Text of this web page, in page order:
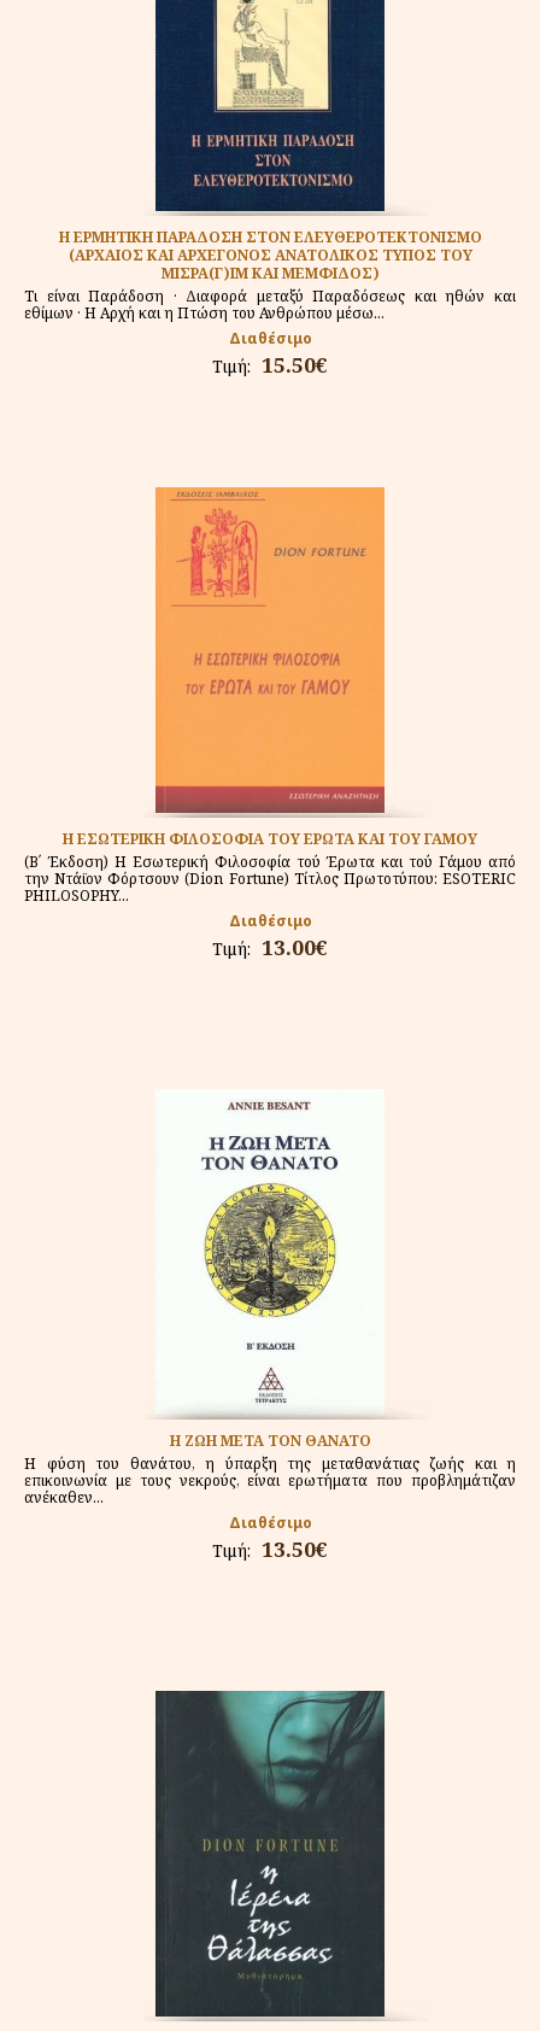
Η ΕΡΜΗΤΙΚΗ ΠΑΡΑΔΟΣΗ ΣΤΟΝ ΕΛΕΥΘΕΡΟΤΕΚΤΟΝΙΣΜΟ
(ΑΡΧΑΙΟΣ ΚΑΙ ΑΡΧΕΓΟΝΟΣ ΑΝΑΤΟΛΙΚΟΣ ΤΥΠΟΣ ΤΟΥ
ΜΙΣΡΑ(Γ)ΙΜ ΚΑΙ ΜΕΜΦΙΔΟΣ)
Τι είναι Παράδοση · Διαφορά μεταξύ Παραδόσεως και ηθών και
εθίμων · Η Αρχή και η Πτώση του Ανθρώπου μέσω...
Διαθέσιμο
Τιμή: 15.50€
Η ΕΣΩΤΕΡΙΚΗ ΦΙΛΟΣΟΦΙΑ ΤΟΥ ΕΡΩΤΑ ΚΑΙ ΤΟΥ ΓΑΜΟΥ
(Β΄ Έκδοση) Η Εσωτερική Φιλοσοφία τού Έρωτα και τού Γάμου από
την Ντάϊον Φόρτσουν (Dion Fortune) Τίτλος Πρωτοτύπου: ESOTERIC
PHILOSOPHY...
Διαθέσιμο
Τιμή: 13.00€
Η ΖΩΗ ΜΕΤΑ ΤΟΝ ΘΑΝΑΤΟ
Η φύση του θανάτου, η ύπαρξη της μεταθανάτιας ζωής και η
επικοινωνία με τους νεκρούς, είναι ερωτήματα που προβλημάτιζαν
ανέκαθεν...
Διαθέσιμο
Τιμή: 13.50€